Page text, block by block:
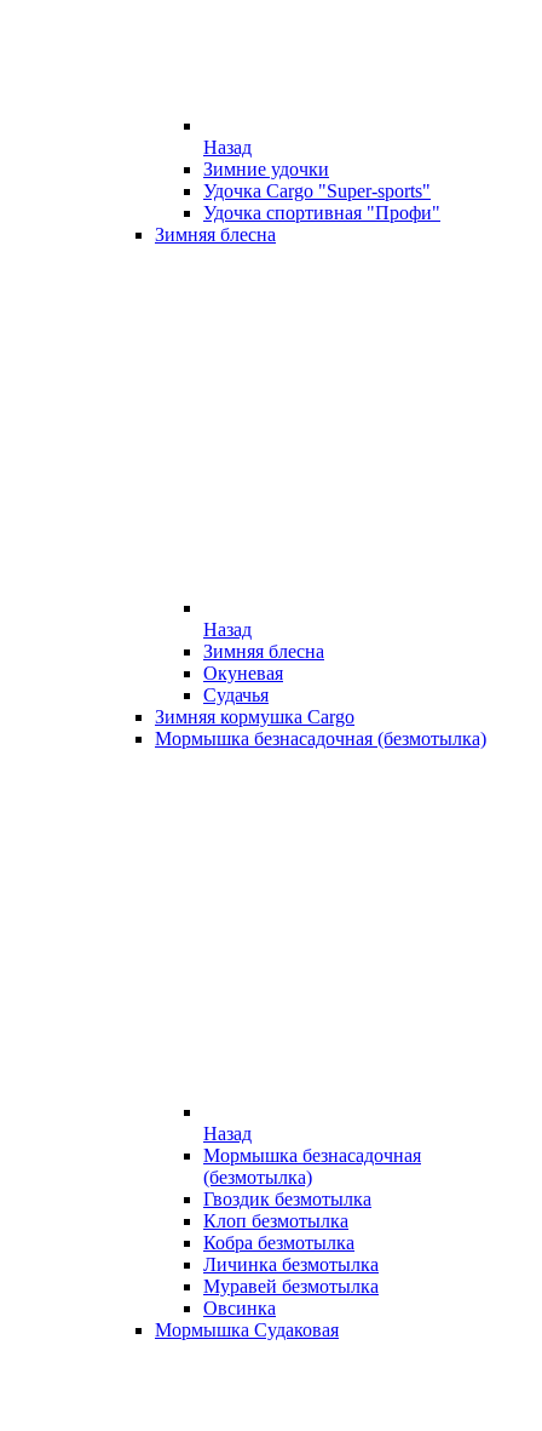
Назад
Зимние удочки
Удочка Cargo "Super-sports"
Удочка спортивная "Профи"
Зимняя блесна
Назад
Зимняя блесна
Окуневая
Судачья
Зимняя кормушка Cargo
Мормышка безнасадочная (безмотылка)
Назад
Мормышка безнасадочная
(безмотылка)
Гвоздик безмотылка
Клоп безмотылка
Кобра безмотылка
Личинка безмотылка
Муравей безмотылка
Овсинка
Мормышка Судаковая